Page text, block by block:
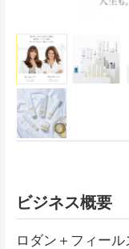
ビジネス概要
ロダン＋フィー